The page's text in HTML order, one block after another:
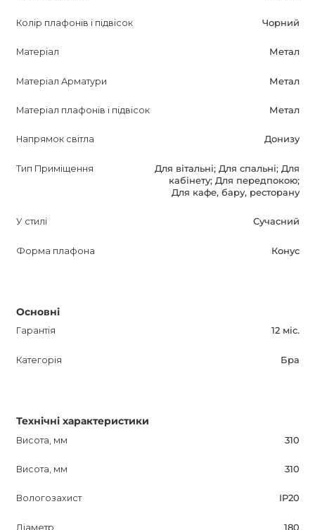
Колір плафонів і підвісок Чорний
Матеріал Метал
Матеріал Арматури Метал
Матеріал плафонів і підвісок Метал
Напрямок світла Донизу
Тип Приміщення
Для вітальні; Для спальні; Для
кабінету; Для передпокою;
Для кафе, бару, ресторану
У стилі Сучасний
Форма плафона Конус
Основні
Гарантія 12 міс.
Категорія Бра
Технічні характеристики
Висота, мм 310
Висота, мм 310
Вологозахист IP20
Діаметр 180